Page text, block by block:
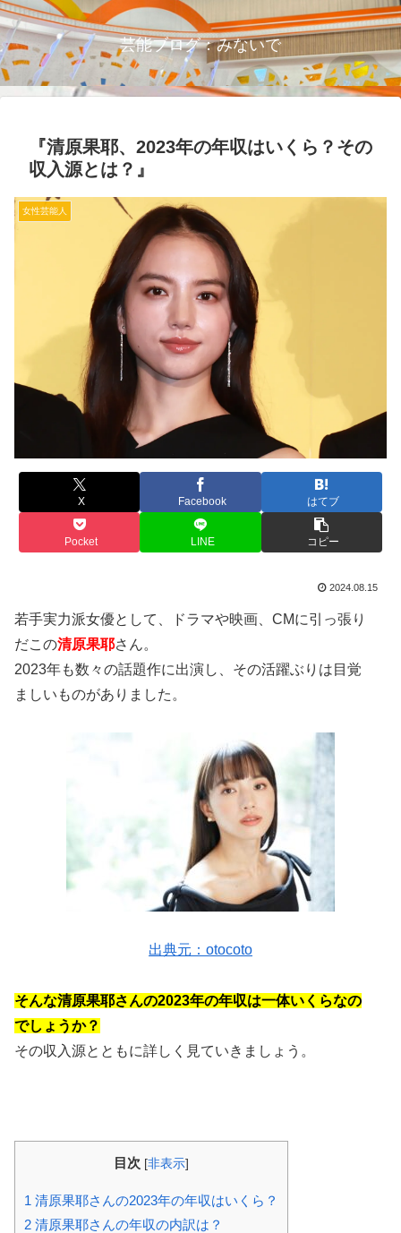
芸能ブログ：みないで
『清原果耶、2023年の年収はいくら？その
収入源とは？』
女性芸能人
X Facebook はてブ
Pocket LINE コピー
2024.08.15
若手実力派女優として、ドラマや映画、CMに引っ張り
だこの清原果耶さん。
2023年も数々の話題作に出演し、その活躍ぶりは目覚
ましいものがありました。
出典元：otocoto
そんな清原果耶さんの2023年の年収は一体いくらなの
でしょうか？
その収入源とともに詳しく見ていきましょう。
目次 [非表示]
1 清原果耶さんの2023年の年収はいくら？
2 清原果耶さんの年収の内訳は？